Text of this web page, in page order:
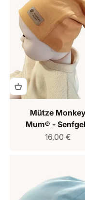
Mütze
Mum® -
16,00 €